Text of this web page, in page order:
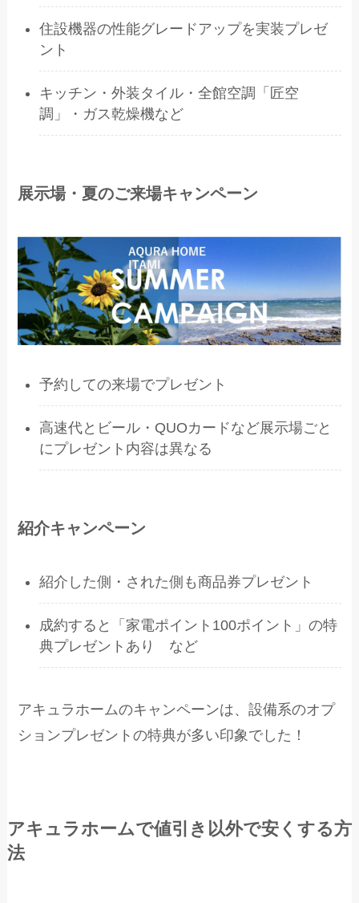
住設機器の性能グレードアップを実装プレゼ
ント
キッチン・外装タイル・全館空調「匠空
調」・ガス乾燥機など
展示場・夏のご来場キャンペーン
予約しての来場でプレゼント
高速代とビール・QUOカードなど展示場ごと
にプレゼント内容は異なる
紹介キャンペーン
紹介した側・された側も商品券プレゼント
成約すると「家電ポイント100ポイント」の特
典プレゼントあり など
アキュラホームのキャンペーンは、設備系のオプ
ションプレゼントの特典が多い印象でした！
アキュラホームで値引き以外で安くする方
法